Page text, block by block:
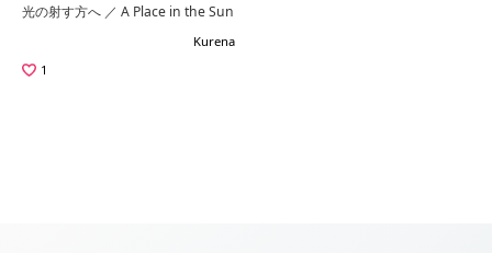
光の射す方へ ／ A Place in the Sun
Kurena
1